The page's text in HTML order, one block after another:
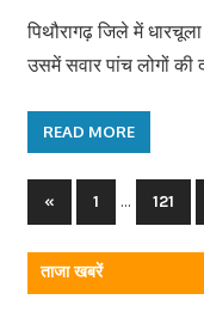
पिथौरागढ़ जिले में
उसमें सवार पांच लोगों की
READ MORE
Posts
navigation
« Previous
Posts
1 … 121
ताजा खबरें